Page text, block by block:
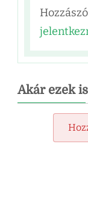
Akár ezek